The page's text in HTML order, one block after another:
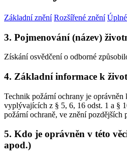
Základní znění Rozšířené znění
3. Pojmenování (název)
Získání osvědčení o odborné
4. Základní informace k
Technik požární ochrany je
vyplývajících z § 5, 6, 16 odst. 1 a §
požární ochraně, ve znění pozdějších
5. Kdo je oprávněn v této
apod.)